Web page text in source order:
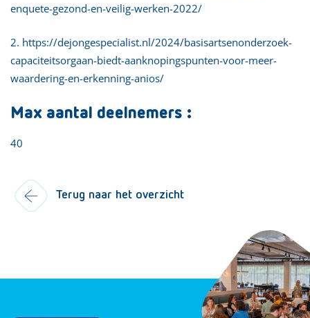
enquete-gezond-en-veilig-werken-2022/
2. https://dejongespecialist.nl/2024/basisartsenonderzoek-
capaciteitsorgaan-biedt-aanknopingspunten-voor-meer-
waardering-en-erkenning-anios/
Max aantal deelnemers :
40
Terug naar het overzicht